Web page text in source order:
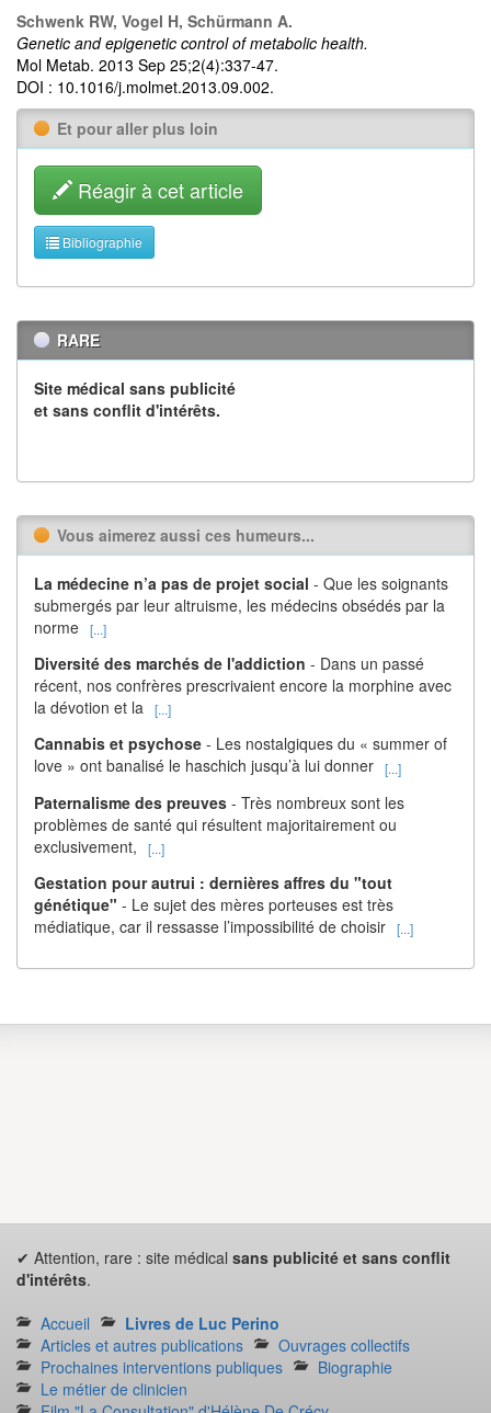
Schwenk RW, Vogel H, Schürmann A.
Genetic and epigenetic control of metabolic health.
Mol Metab. 2013 Sep 25;2(4):337-47.
DOI : 10.1016/j.molmet.2013.09.002.
Et pour aller plus loin
Réagir à cet article
Bibliographie
RARE
Site médical sans publicité
et sans conflit d'intérêts.
Vous aimerez aussi ces humeurs...
La médecine n’a pas de projet social - Que les soignants
submergés par leur altruisme, les médecins obsédés par la
norme [...]
Diversité des marchés de l'addiction - Dans un passé
récent, nos confrères prescrivaient encore la morphine avec
la dévotion et la [...]
Cannabis et psychose - Les nostalgiques du « summer of
love » ont banalisé le haschich jusqu’à lui donner [...]
Paternalisme des preuves - Très nombreux sont les
problèmes de santé qui résultent majoritairement ou
exclusivement,
[...]
Gestation pour autrui : dernières affres du "tout
génétique" - Le sujet des mères porteuses est très
médiatique, car il ressasse l’impossibilité de choisir [...]
✔ Attention, rare : site médical sans publicité et sans conflit
d'intérêts.
Accueil
Livres de Luc Perino
Articles et autres publications
Ouvrages collectifs
Prochaines interventions publiques
Biographie
Le métier de clinicien